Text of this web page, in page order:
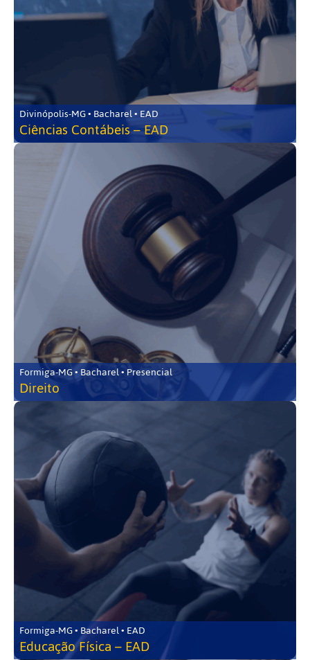
Divinópolis-MG • Bacharel • EAD
Ciências Contábeis – EAD
Formiga-MG • Bacharel • Presencial
Direito
Formiga-MG • Bacharel • EAD
Educação Física – EAD